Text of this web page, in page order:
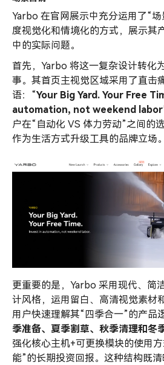
Yarbo 在官网展示中充分运用了“
度视觉化和情境化的方式，展示其
中的实际问题。
首先，Yarbo 将这一复杂设计转化
事。其首页主视觉区域采用了直击
语：“Your Big Yard. Your Free
automation, not weekend labor
户在“自动化 VS 体力劳动”之间的
作为生活方式升级工具的品牌立场。
更重要的是，Yarbo 采用现代、简
计风格，运用留白、高清视觉素材
用户快速理解其“四季合一”的产品
季准备、夏季割草、秋季清理和冬
强化核心主机+可更换模块的使用
能”的长期投资回报。这种结构既清